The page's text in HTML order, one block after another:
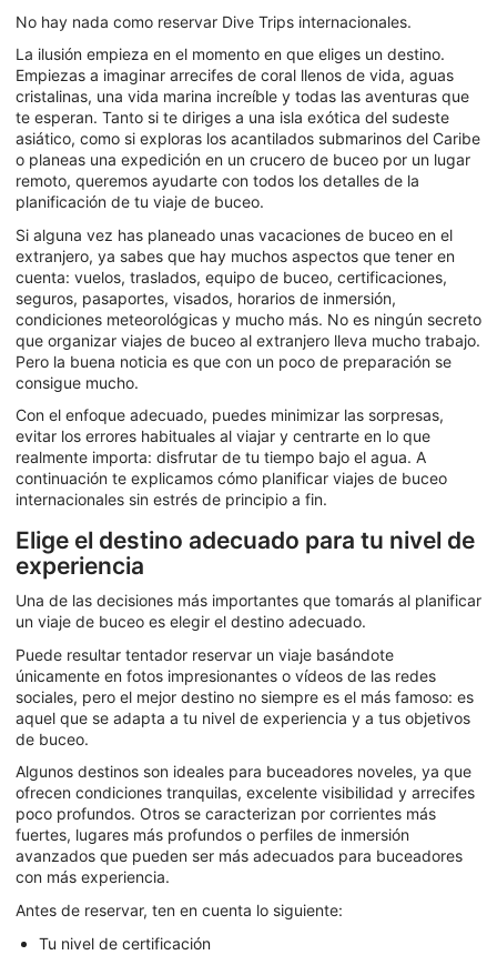
No hay nada como reservar Dive Trips internacionales.
La ilusión empieza en el momento en que eliges un destino.
Empiezas a imaginar arrecifes de coral llenos de vida, aguas
cristalinas, una vida marina increíble y todas las aventuras que
te esperan. Tanto si te diriges a una isla exótica del sudeste
asiático, como si exploras los acantilados submarinos del Caribe
o planeas una expedición en un crucero de buceo por un lugar
remoto, queremos ayudarte con todos los detalles de la
planificación de tu viaje de buceo.
Si alguna vez has planeado unas vacaciones de buceo en el
extranjero, ya sabes que hay muchos aspectos que tener en
cuenta: vuelos, traslados, equipo de buceo, certificaciones,
seguros, pasaportes, visados, horarios de inmersión,
condiciones meteorológicas y mucho más. No es ningún secreto
que organizar viajes de buceo al extranjero lleva mucho trabajo.
Pero la buena noticia es que con un poco de preparación se
consigue mucho.
Con el enfoque adecuado, puedes minimizar las sorpresas,
evitar los errores habituales al viajar y centrarte en lo que
realmente importa: disfrutar de tu tiempo bajo el agua. A
continuación te explicamos cómo planificar viajes de buceo
internacionales sin estrés de principio a fin.
Elige el destino adecuado para tu nivel de
experiencia
Una de las decisiones más importantes que tomarás al planificar
un viaje de buceo es elegir el destino adecuado.
Puede resultar tentador reservar un viaje basándote
únicamente en fotos impresionantes o vídeos de las redes
sociales, pero el mejor destino no siempre es el más famoso: es
aquel que se adapta a tu nivel de experiencia y a tus objetivos
de buceo.
Algunos destinos son ideales para buceadores noveles, ya que
ofrecen condiciones tranquilas, excelente visibilidad y arrecifes
poco profundos. Otros se caracterizan por corrientes más
fuertes, lugares más profundos o perfiles de inmersión
avanzados que pueden ser más adecuados para buceadores
con más experiencia.
Antes de reservar, ten en cuenta lo siguiente:
Tu nivel de certificación